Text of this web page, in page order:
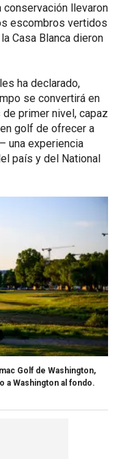
llevaron
escombros vertidos
Casa Blanca dieron
ha declarado,
se convertirá en
primer nivel, capaz
golf de ofrecer a
una experiencia
país y del National
Golf de Washington,
a Washington al fondo.